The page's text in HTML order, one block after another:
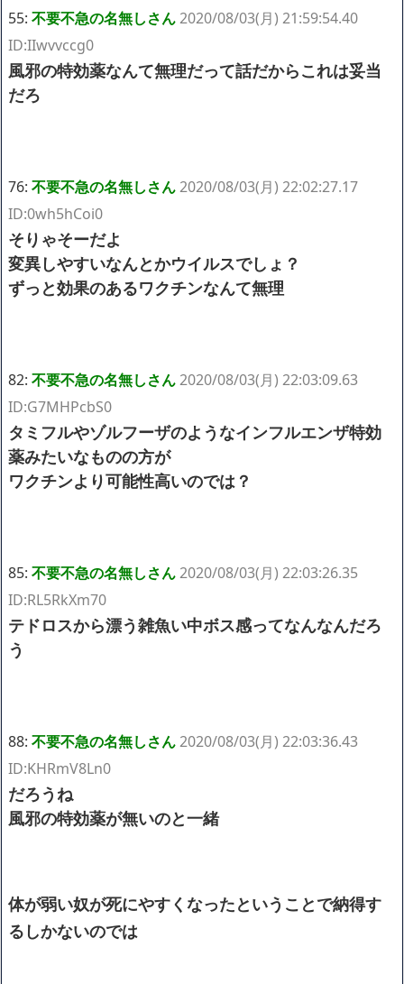
55: 不要不急の名無しさん2020/08/03(月) 21:59:54.40
ID:IIwvvccg0
風邪の特効薬なんて無理だって話だからこれは妥当
だろ
76: 不要不急の名無しさん2020/08/03(月) 22:02:27.17
ID:0wh5hCoi0
そりゃそーだよ
変異しやすいなんとかウイルスでしょ？
ずっと効果のあるワクチンなんて無理
82: 不要不急の名無しさん2020/08/03(月) 22:03:09.63
ID:G7MHPcbS0
タミフルやゾルフーザのようなインフルエンザ特効
薬みたいなものの方が
ワクチンより可能性高いのでは？
85: 不要不急の名無しさん2020/08/03(月) 22:03:26.35
ID:RL5RkXm70
テドロスから漂う雑魚い中ボス感ってなんなんだろ
う
88: 不要不急の名無しさん2020/08/03(月) 22:03:36.43
ID:KHRmV8Ln0
だろうね
風邪の特効薬が無いのと一緒
体が弱い奴が死にやすくなったということで納得す
るしかないのでは